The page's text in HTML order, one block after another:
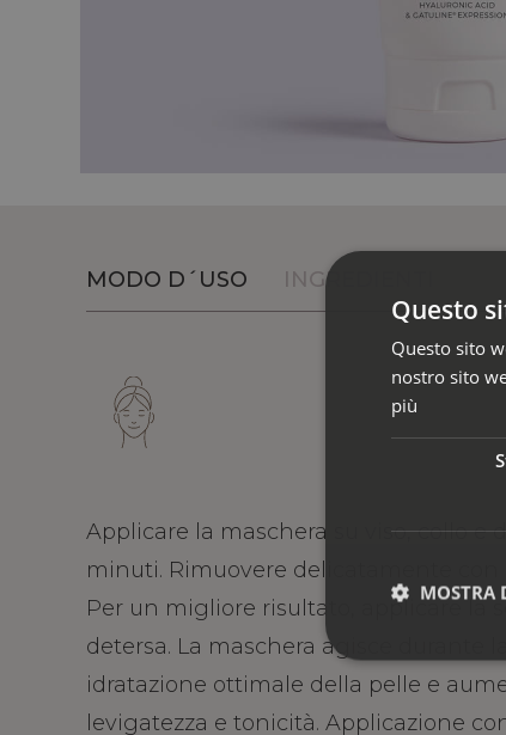
MODO D´USO INGREDIENTI
Applicare la maschera su viso, collo e
minuti. Rimuovere delicatamente
Per un migliore risultato, applicare la
detersa. La maschera agisce durante
idratazione ottimale della pelle e
levigatezza e tonicità. Applicazione
Questo
Questo sito
nostro sito
più
MOSTRA